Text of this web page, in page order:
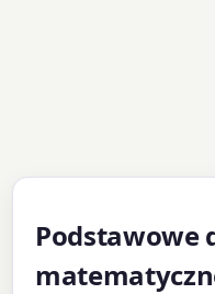
Podstawowe